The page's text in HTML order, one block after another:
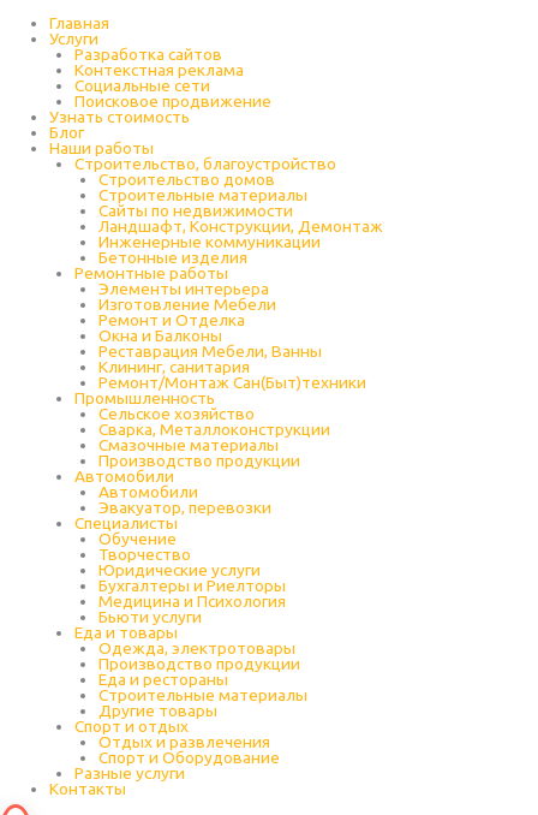
содержимому
Главная
Услуги
Разработка сайтов
Контекстная реклама
Социальные сети
Поисковое продвижение
Узнать стоимость
Блог
Наши работы
Строительство, благоустройство
Строительство домов
Строительные материалы
Сайты по недвижимости
Ландшафт, Конструкции, Демонтаж
Инженерные коммуникации
Бетонные изделия
Ремонтные работы
Элементы интерьера
Изготовление Мебели
Ремонт и Отделка
Окна и Балконы
Реставрация Мебели, Ванны
Клининг, санитария
Ремонт/Монтаж Сан(Быт)техники
Промышленность
Cельское хозяйство
Сварка, Металлоконструкции
Cмазочные материалы
Производство продукции
Автомобили
Автомобили
Эвакуатор, перевозки
Специалисты
Обучение
Творчество
Юридические услуги
Бухгалтеры и Риелторы
Медицина и Психология
Бьюти услуги
Еда и товары
Одежда, электротовары
Производство продукции
Еда и рестораны
Строительные материалы
Другие товары
Спорт и отдых
Отдых и развлечения
Спорт и Оборудование
Разные услуги
Контакты